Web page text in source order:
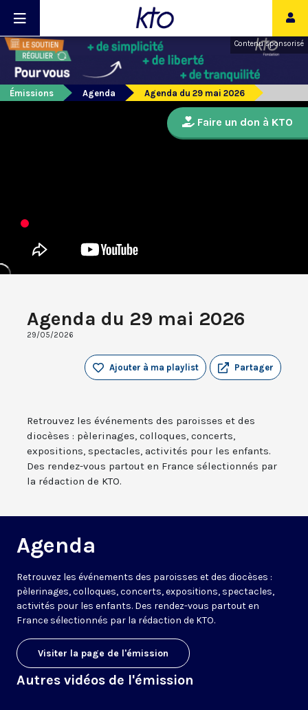
Contenu sponsorisé
Émissions Agenda Agenda du 29 mai 2026
Agenda du 29 mai 2026
29/05/2026
Partager
Ajouter à ma playlist
Retrouvez les événements des paroisses et des
diocèses : pèlerinages, colloques, concerts,
expositions, spectacles, activités pour les enfants.
Des rendez-vous partout en France sélectionnés par
la rédaction de KTO.
Agenda
Retrouvez les événements des paroisses et des diocèses :
pèlerinages, colloques, concerts, expositions, spectacles,
activités pour les enfants. Des rendez-vous partout en
France sélectionnés par la rédaction de KTO.
Visiter la page de l'émission
Autres vidéos de l'émission
Faire un don à KTO